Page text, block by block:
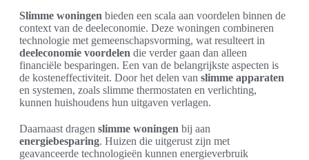
Slimme woningen bieden een scala aan voordelen binnen de
context van de deeleconomie. Deze woningen combineren
technologie met gemeenschapsvorming, wat resulteert in
deeleconomie voordelen die verder gaan dan alleen
financiële besparingen. Een van de belangrijkste aspecten is
de kosteneffectiviteit. Door het delen van slimme apparaten
en systemen, zoals slimme thermostaten en verlichting,
kunnen huishoudens hun uitgaven verlagen.
Daarnaast dragen slimme woningen bij aan
energiebesparing. Huizen die uitgerust zijn met
geavanceerde technologieën kunnen energieverbruik